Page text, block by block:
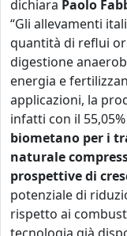
dichiara Paolo
“Gli allevamenti
quantità di reflui
digestione
energia e
applicazioni, la
infatti con il
biometano per i
naturale
prospettive di
potenziale di
rispetto ai